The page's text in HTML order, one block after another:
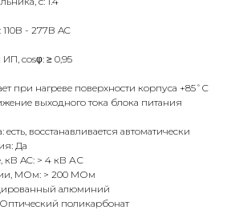
- 277B AC
cosφ: ≥ 0,95
при нагреве поверхности корпуса +85˚С
выходного тока блока питания
есть, восстанавливается автоматически
Да
кВ AC: > 4 кВ АС
МОм: > 200 МОм
алюминий
поликарбонат